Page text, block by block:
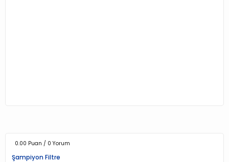
0.00 Puan / 0 Yorum
Şampiyon Filtre